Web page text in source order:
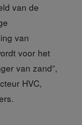
van de
van
voor het
van zand”,
HVC,